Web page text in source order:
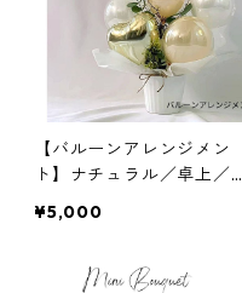
【バルーンアレンジメン
ト】ナチュラル／卓上／文
／新築祝い
¥5,000